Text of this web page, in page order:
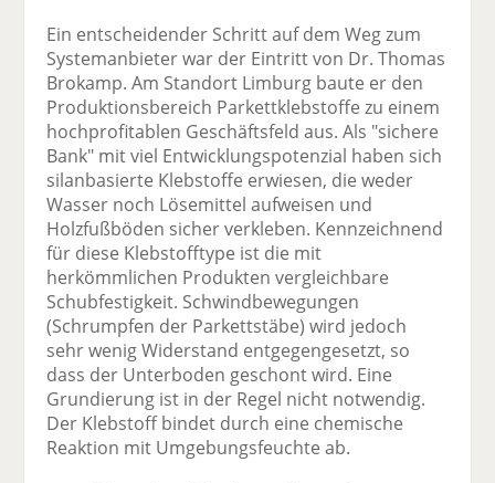
Ein entscheidender Schritt auf dem Weg zum
Systemanbieter war der Eintritt von Dr. Thomas
Brokamp. Am Standort Limburg baute er den
Produktionsbereich Parkettklebstoffe zu einem
hochprofitablen Geschäftsfeld aus. Als "sichere
Bank" mit viel Entwicklungspotenzial haben sich
silanbasierte Klebstoffe erwiesen, die weder
Wasser noch Lösemittel aufweisen und
Holzfußböden sicher verkleben. Kennzeichnend
für diese Klebstofftype ist die mit
herkömmlichen Produkten vergleichbare
Schubfestigkeit. Schwindbewegungen
(Schrumpfen der Parkettstäbe) wird jedoch
sehr wenig Widerstand entgegengesetzt, so
dass der Unterboden geschont wird. Eine
Grundierung ist in der Regel nicht notwendig.
Der Klebstoff bindet durch eine chemische
Reaktion mit Umgebungsfeuchte ab.